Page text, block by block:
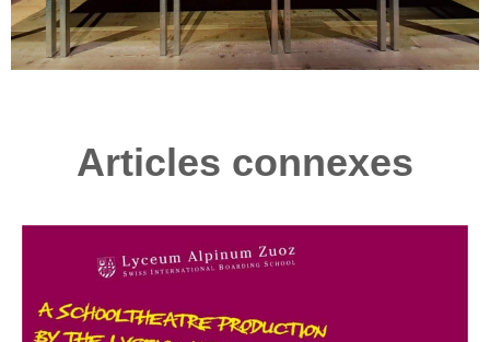
Articles connexes